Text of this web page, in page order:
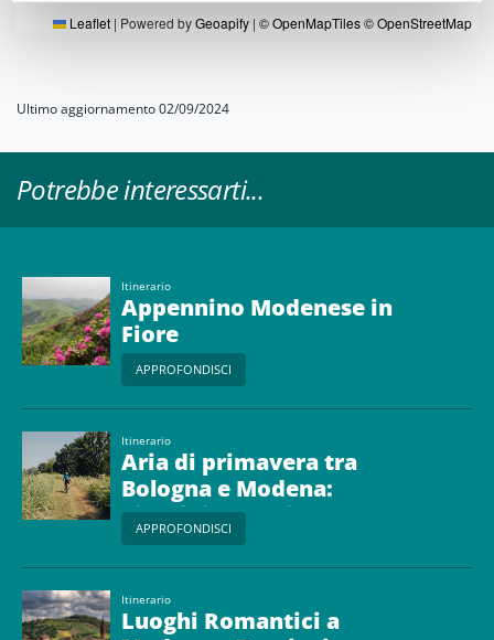
Leaflet | Powered byGeoapify | © OpenMapTiles© OpenStreetMap
Ultimo aggiornamento 02/09/2024
Potrebbe interessarti...
Itinerario
Appennino Modenese in
Fiore
APPROFONDISCI
Itinerario
Aria di primavera tra
Bologna e Modena:
giardini, parchi e
itinerari slow
APPROFONDISCI
Itinerario
Luoghi Romantici a